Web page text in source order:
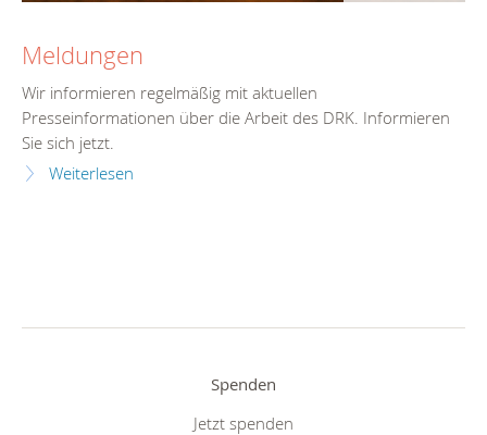
Meldungen
Wir informieren regelmäßig mit aktuellen
Presseinformationen über die Arbeit des DRK. Informieren
Sie sich jetzt.
Weiterlesen
Spenden
Jetzt spenden